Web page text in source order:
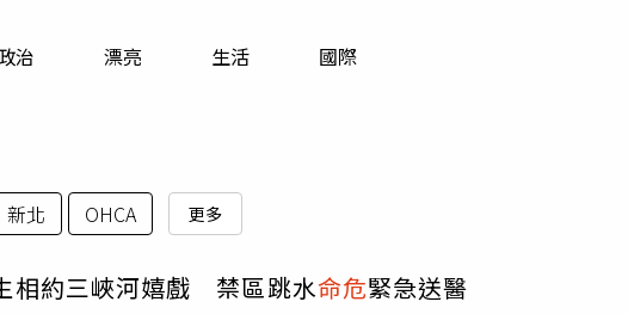
運勢
治 漂亮 生活 國際
新北 OHCA 更多
相約三峽河嬉戲 禁區跳水命危緊急送醫